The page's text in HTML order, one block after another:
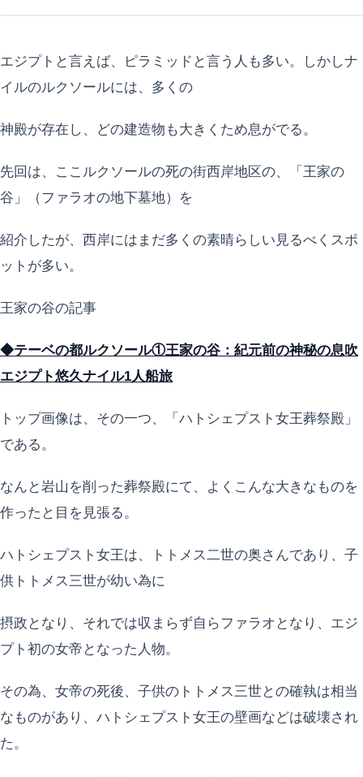
エジプトと言えば、ピラミッドと言う人も多い。しかしナ
イルのルクソールには、多くの
神殿が存在し、どの建造物も大きくため息がでる。
先回は、ここルクソールの死の街西岸地区の、「王家の
谷」（ファラオの地下墓地）を
紹介したが、西岸にはまだ多くの素晴らしい見るべくスポ
ットが多い。
王家の谷の記事
◆テーベの都ルクソール①王家の谷：紀元前の神秘の息吹
エジプト悠久ナイル1人船旅
トップ画像は、その一つ、「ハトシェプスト女王葬祭殿」
である。
なんと岩山を削った葬祭殿にて、よくこんな大きなものを
作ったと目を見張る。
ハトシェプスト女王は、トトメス二世の奥さんであり、子
供トトメス三世が幼い為に
摂政となり、それでは収まらず自らファラオとなり、エジ
プト初の女帝となった人物。
その為、女帝の死後、子供のトトメス三世との確執は相当
なものがあり、ハトシェプスト女王の壁画などは破壊され
た。